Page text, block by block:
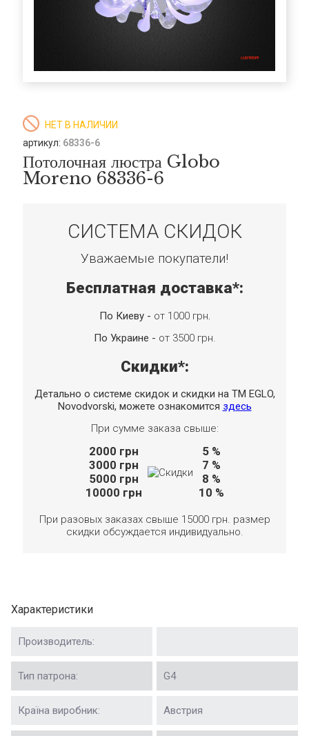
НЕТ В НАЛИЧИИ
артикул: 68336-6
Потолочная люстра Globo
Moreno 68336-6
СИСТЕМА СКИДОК
Уважаемые покупатели!
Бесплатная доставка*:
По Киеву - от 1000 грн.
По Украине - от 3500 грн.
Скидки*:
Детально о системе скидок и скидки на TM EGLO,
Novodvorski, можете ознакомится здесь
При сумме заказа свыше:
2000 грн
3000 грн
5000 грн
10000 грн
5 %
7 %
8 %
10 %
При разовых заказах свыше 15000 грн. размер
скидки обсуждается индивидуально.
Характеристики
Производитель:
Тип патрона: G4
Країна виробник: Австрия